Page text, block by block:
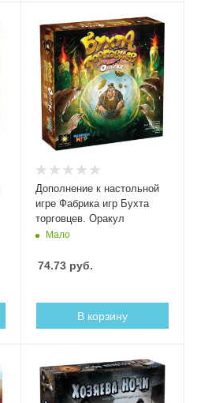
Дополнение к настольной
игре Фабрика игр Бухта
торговцев. Оракул
Мало
74.73руб.
В корзину